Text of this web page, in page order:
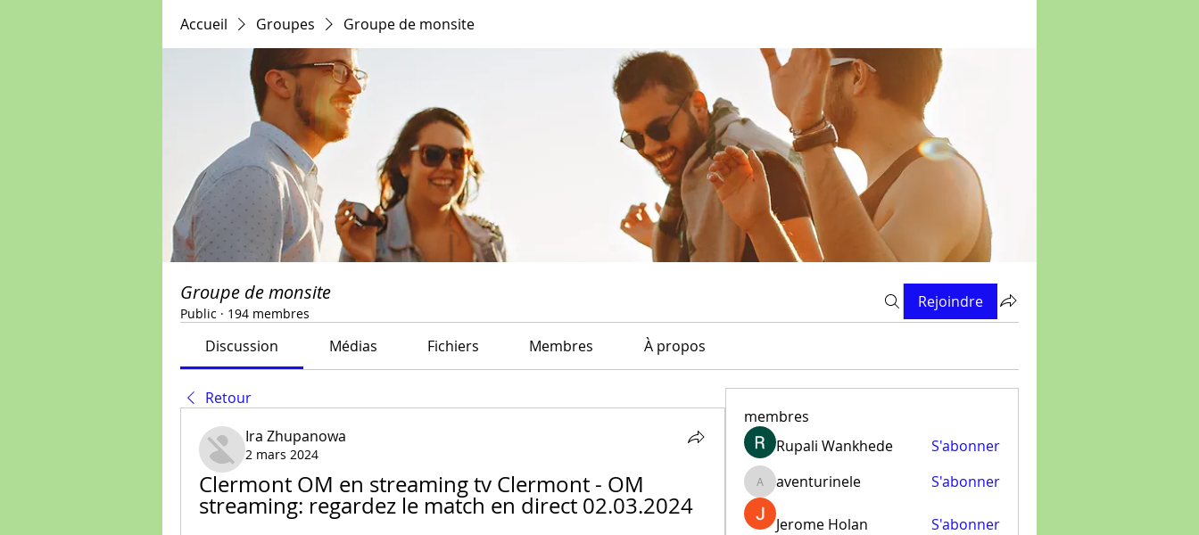
Accueil Groupes Groupe de monsite
Groupe de monsite
Public · 194 membres
Rejoindre
Discussion Médias Fichiers Membres À propos
Retour
Ira Zhupanowa
2 mars 2024
Clermont OM en streaming tv Clermont - OM
streaming: regardez le match en direct 02.03.2024
membres
Rupali Wankhede
S'abonner
aventurinele
aventurinele S'abonner
Jerome Holan S'abonner